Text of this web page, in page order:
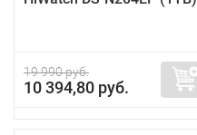
19 990 руб.
10 394,80 руб.